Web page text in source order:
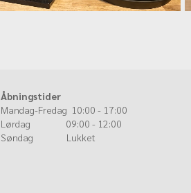
Åbningstider
Mandag-Fredag 10:00 - 17:00
Lørdag 09:00 - 12:00
Søndag Lukket